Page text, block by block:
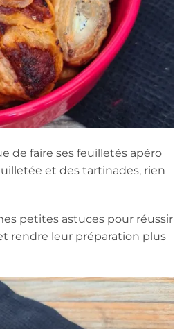
de faire ses feuilletés apéro
et des tartinades, rien
petites astuces pour réussir
rendre leur préparation plus